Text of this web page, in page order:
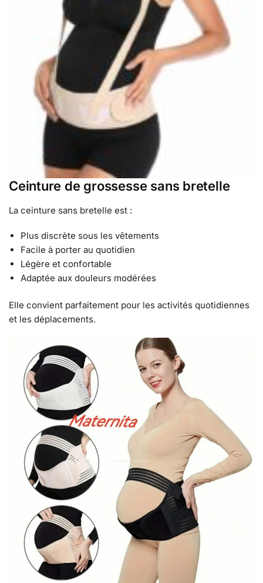
Ceinture de grossesse sans bretelle
La ceinture sans bretelle est :
Plus discrète sous les vêtements
Facile à porter au quotidien
Légère et confortable
Adaptée aux douleurs modérées
Elle convient parfaitement pour les activités quotidiennes
et les déplacements.